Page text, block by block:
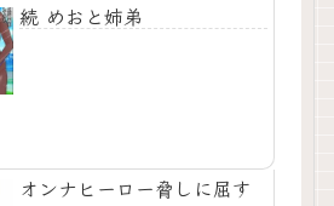
続 めおと姉弟
オンナヒーロー脅しに屈す